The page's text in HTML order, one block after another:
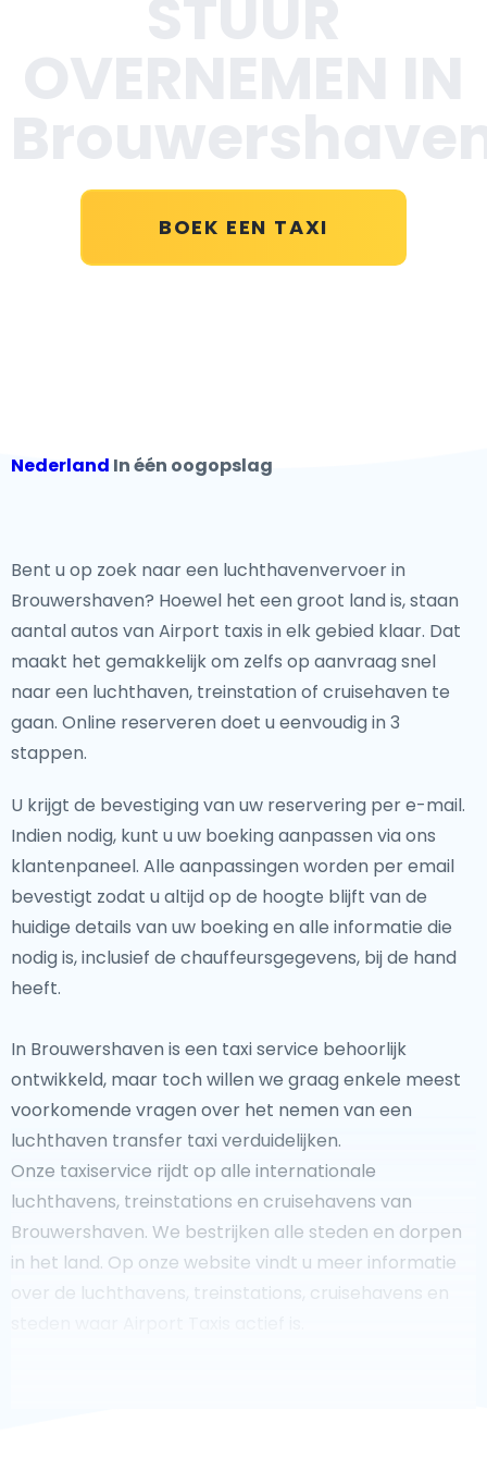
BOEK EEN TAXI
Nederland In één oogopslag
Bent u op zoek naar een luchthavenvervoer in
Brouwershaven? Hoewel het een groot land is, staan
aantal autos van Airport taxis in elk gebied klaar. Dat
maakt het gemakkelijk om zelfs op aanvraag snel
naar een luchthaven, treinstation of cruisehaven te
gaan. Online reserveren doet u eenvoudig in 3
stappen.
U krijgt de bevestiging van uw reservering per e-mail.
Indien nodig, kunt u uw boeking aanpassen via ons
klantenpaneel. Alle aanpassingen worden per email
bevestigt zodat u altijd op de hoogte blijft van de
huidige details van uw boeking en alle informatie die
nodig is, inclusief de chauffeursgegevens, bij de hand
heeft.
In Brouwershaven is een taxi service behoorlijk
ontwikkeld, maar toch willen we graag enkele meest
voorkomende vragen over het nemen van een
luchthaven transfer taxi verduidelijken.
Onze taxiservice rijdt op alle internationale
luchthavens, treinstations en cruisehavens van
Brouwershaven. We bestrijken alle steden en dorpen
in het land. Op onze website vindt u meer informatie
over de luchthavens, treinstations, cruisehavens en